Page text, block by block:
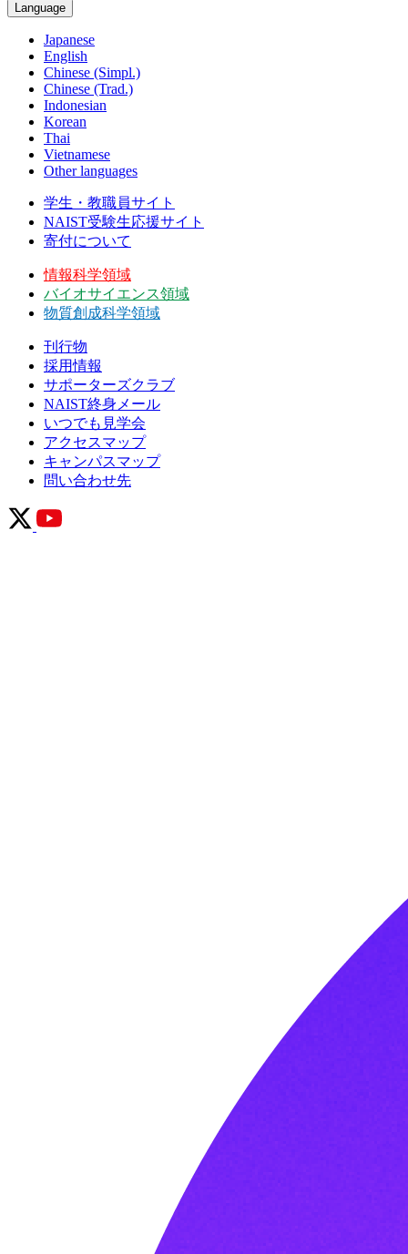
Language
Japanese
English
Chinese (Simpl.)
Chinese (Trad.)
Indonesian
Korean
Thai
Vietnamese
Other languages
学生・教職員サイト
NAIST受験生応援サイト
寄付について
情報科学領域
バイオサイエンス領域
物質創成科学領域
刊行物
採用情報
サポーターズクラブ
NAIST終身メール
いつでも見学会
アクセスマップ
キャンパスマップ
問い合わせ先